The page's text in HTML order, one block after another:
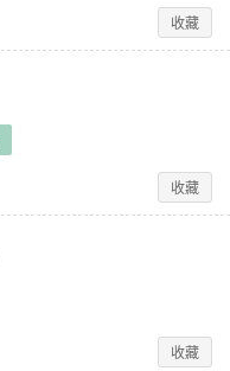
收藏
收藏
收藏